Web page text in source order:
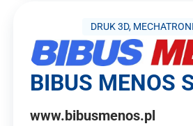
DRUK 3D,
BIBUS MENOS
www.bibusmenos.pl